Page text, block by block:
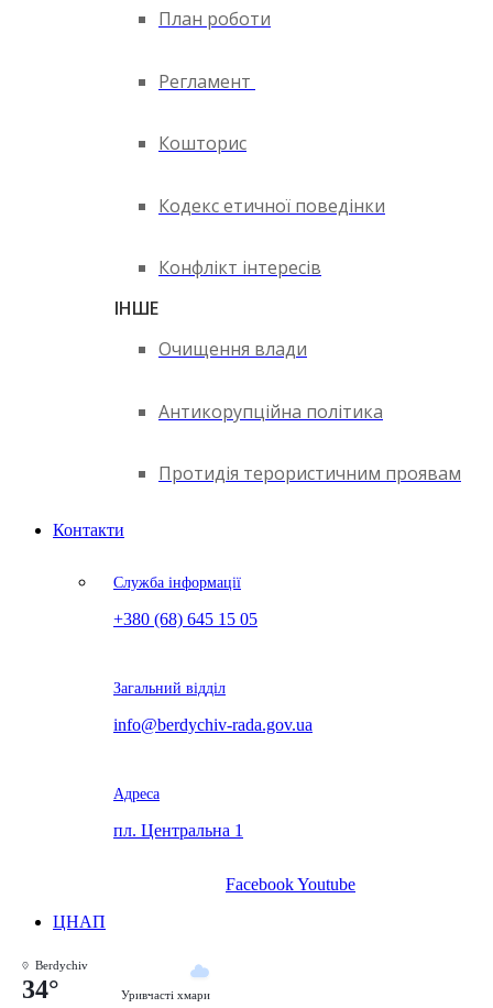
План роботи
Регламент
Кошторис
Кодекс етичної поведінки
Конфлікт інтересів
ІНШЕ
Очищення влади
Антикорупційна політика
Протидія терористичним проявам
Контакти
Служба інформації
+380 (68) 645 15 05
Загальний відділ
info@berdychiv-rada.gov.ua
Адреса
пл. Центральна 1
FacebookYoutube
ЦНАП
Berdychiv
34° Уривчасті хмари